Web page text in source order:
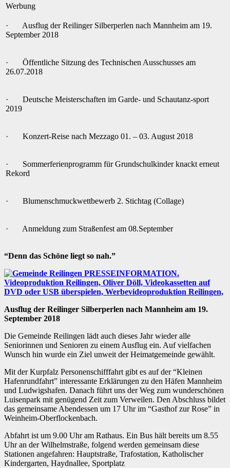
Werbung
· Ausflug der Reilinger Silberperlen nach Mannheim am 19.
September 2018
· Öffentliche Sitzung des Technischen Ausschusses am
26.07.2018
· Deutsche Meisterschaften im Garde- und Schautanz-sport
2019
· Konzert-Reise nach Mezzago 01. – 03. August 2018
· Sommerferienprogramm für Grundschulkinder knackt erneut
Rekord
· Blumenschmuckwettbewerb 2. Stichtag (Collage)
· Anmeldung zum Straßenfest am 08.September
“Denn das Schöne liegt so nah.”
Ausflug der Reilinger Silberperlen nach Mannheim am 19.
September 2018
Die Gemeinde Reilingen lädt auch dieses Jahr wieder alle
Seniorinnen und Senioren zu einem Ausflug ein. Auf vielfachen
Wunsch hin wurde ein Ziel unweit der Heimatgemeinde gewählt.
Mit der Kurpfalz Personenschifffahrt gibt es auf der “Kleinen
Hafenrundfahrt” interessante Erklärungen zu den Häfen Mannheim
und Ludwigshafen. Danach führt uns der Weg zum wunderschönen
Luisenpark mit genügend Zeit zum Verweilen. Den Abschluss bildet
das gemeinsame Abendessen um 17 Uhr im “Gasthof zur Rose” in
Weinheim-Oberflockenbach.
Abfahrt ist um 9.00 Uhr am Rathaus. Ein Bus hält bereits um 8.55
Uhr an der Wilhelmstraße, folgend werden gemeinsam diese
Stationen angefahren: Hauptstraße, Trafostation, Katholischer
Kindergarten, Haydnallee, Sportplatz